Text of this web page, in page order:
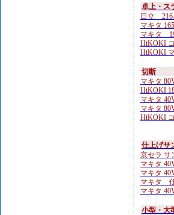
卓上・ス
日立
マキタ
マキタ
HiKOKI
HiKOKI
切断
マキタ
HiKOKI
マキタ
マキタ
HiKOKI
仕上げサ
京セラ サ
マキタ
マキタ
マキタ
マキタ
小型・大